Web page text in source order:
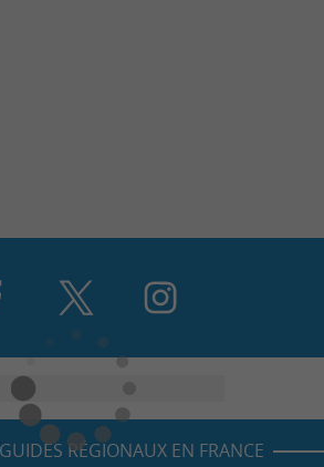
RÉGIONAUX EN FRANCE